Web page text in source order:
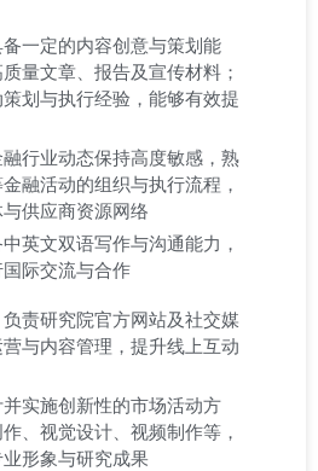
一定的内容创意与策划能
量文章、报告及宣传材料；
划与执行经验，能够有效提
行业动态保持高度敏感，熟
融活动的组织与执行流程，
供应商资源网络
英文双语写作与沟通能力，
际交流与合作
责研究院官方网站及社交媒
与内容管理，提升线上互动
实施创新性的市场活动方
、视觉设计、视频制作等，
形象与研究成果